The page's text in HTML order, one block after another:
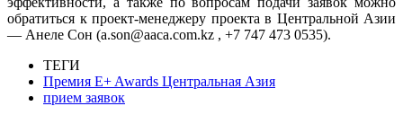
обратиться к проект-менеджеру проекта в Центральной Азии
— Анеле Сон (a.son@aaca.com.kz , +7 747 473 0535).
ТЕГИ
Премия E+ Awards Центральная Азия
прием заявок